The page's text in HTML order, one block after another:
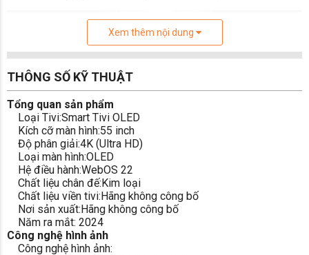
Tivi LG OLED 55 inch 55LX1TPSA
màn hình55 inchcho bạn những trải nghiệm
rộng mở.LG 55LX1TPSA
hãng LG được giới thiệu với công chúng vào tuần
Xem thêm nội dung
THÔNG SỐ KỸ THUẬT
Tổng quan sản phẩm
Loại Tivi:Smart Tivi OLED
Kích cỡ màn hình:55 inch
Độ phân giải:4K (Ultra HD)
Loại màn hình:OLED
Hệ điều hành:WebOS 22
Chất liệu chân đế:Kim loại
Chất liệu viền tivi:Hãng không công bố
Nơi sản xuất:Hãng không công bố
Năm ra mắt: 2024
Công nghệ hình ảnh
Công nghệ hình ảnh: